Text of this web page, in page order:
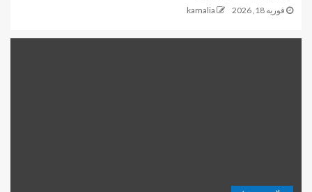
فوریه 18, 2026 kamalia